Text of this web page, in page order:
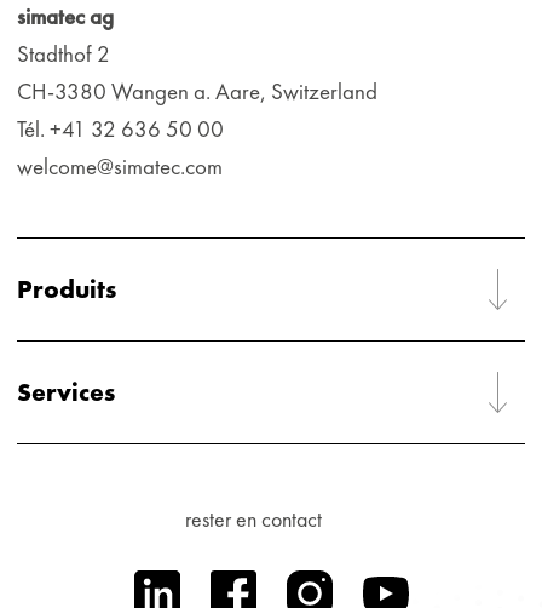
simatec ag
Stadthof 2
CH-3380 Wangen a. Aare, Switzerland
Tél. +41 32 636 50 00
welcome@simatec.com
Produits
Services
rester en contact